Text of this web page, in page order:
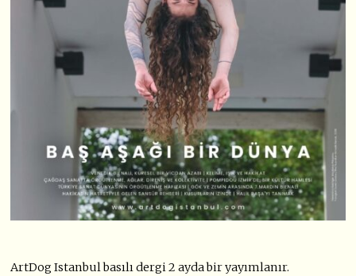
ArtDog Istanbul basılı dergi 2 ayda bir yayımlanır.